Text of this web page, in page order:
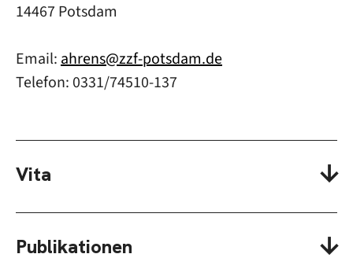
14467 Potsdam
Email: ahrens@zzf-potsdam.de
Telefon: 0331/74510-137
Vita
Publikationen